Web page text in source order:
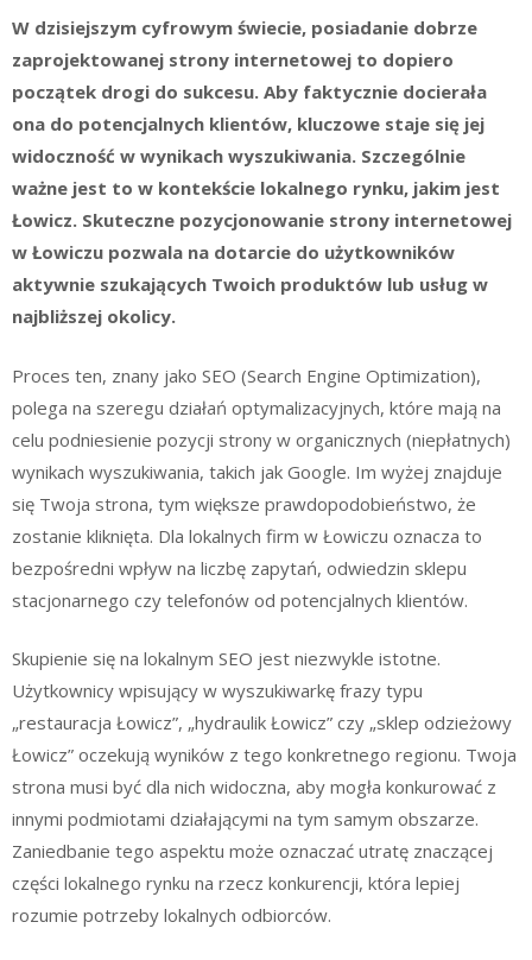
W dzisiejszym cyfrowym świecie, posiadanie dobrze
zaprojektowanej strony internetowej to dopiero
początek drogi do sukcesu. Aby faktycznie docierała
ona do potencjalnych klientów, kluczowe staje się jej
widoczność w wynikach wyszukiwania. Szczególnie
ważne jest to w kontekście lokalnego rynku, jakim jest
Łowicz. Skuteczne pozycjonowanie strony internetowej
w Łowiczu pozwala na dotarcie do użytkowników
aktywnie szukających Twoich produktów lub usług w
najbliższej okolicy.
Proces ten, znany jako SEO (Search Engine Optimization),
polega na szeregu działań optymalizacyjnych, które mają na
celu podniesienie pozycji strony w organicznych (niepłatnych)
wynikach wyszukiwania, takich jak Google. Im wyżej znajduje
się Twoja strona, tym większe prawdopodobieństwo, że
zostanie kliknięta. Dla lokalnych firm w Łowiczu oznacza to
bezpośredni wpływ na liczbę zapytań, odwiedzin sklepu
stacjonarnego czy telefonów od potencjalnych klientów.
Skupienie się na lokalnym SEO jest niezwykle istotne.
Użytkownicy wpisujący w wyszukiwarkę frazy typu
„restauracja Łowicz”, „hydraulik Łowicz” czy „sklep odzieżowy
Łowicz” oczekują wyników z tego konkretnego regionu. Twoja
strona musi być dla nich widoczna, aby mogła konkurować z
innymi podmiotami działającymi na tym samym obszarze.
Zaniedbanie tego aspektu może oznaczać utratę znaczącej
części lokalnego rynku na rzecz konkurencji, która lepiej
rozumie potrzeby lokalnych odbiorców.